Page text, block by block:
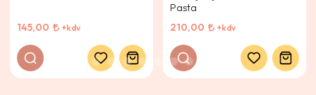
145,00 +kdv
Pasta
210,00
+kdv